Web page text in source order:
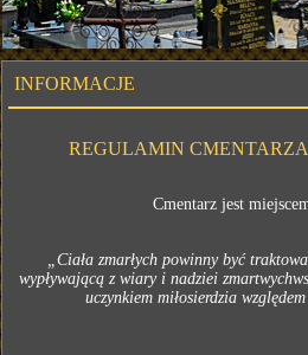
INFORMACJE
REGULAMIN
Cmentarz jest
„Ciała zmarłych powinny być
wypływającą z wiary i nadziei
uczynkiem miłosierdzia